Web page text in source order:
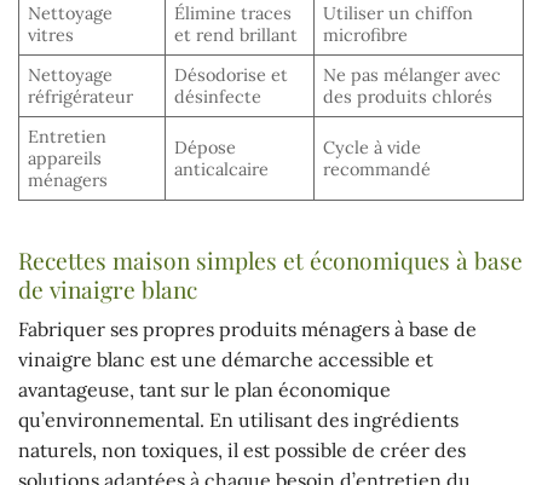
Nettoyage
vitres
Élimine traces
et rend brillant
Utiliser un chiffon
microfibre
Nettoyage
réfrigérateur
Désodorise et
désinfecte
Ne pas mélanger avec
des produits chlorés
Entretien
appareils
ménagers
Dépose
anticalcaire
Cycle à vide
recommandé
Recettes maison simples et économiques à base
de vinaigre blanc
Fabriquer ses propres produits ménagers à base de
vinaigre blanc est une démarche accessible et
avantageuse, tant sur le plan économique
qu’environnemental. En utilisant des ingrédients
naturels, non toxiques, il est possible de créer des